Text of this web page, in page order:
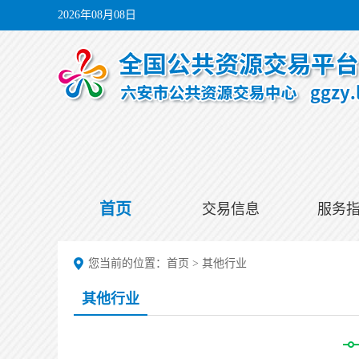
2026年08月08日
首页 交易信息 服务
您当前的位置： 首页 > 其他行业
其他行业